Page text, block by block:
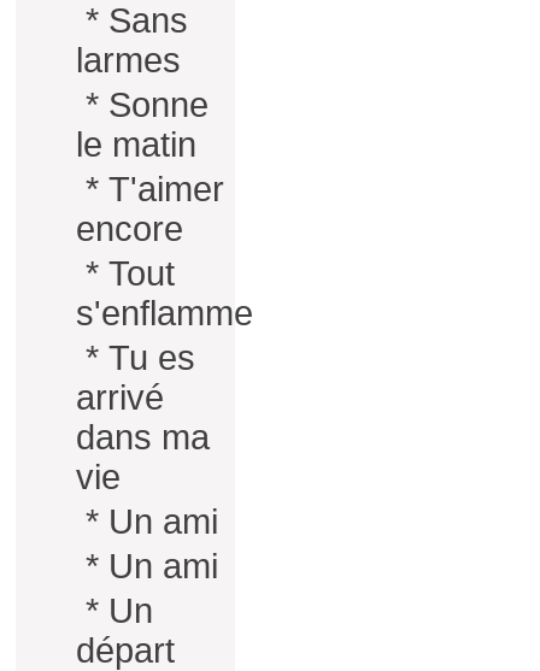
* Sans
larmes
* Sonne
le matin
* T'aimer
encore
* Tout
s'enflamme
* Tu es
arrivé
dans ma
vie
* Un ami
* Un ami
* Un
départ